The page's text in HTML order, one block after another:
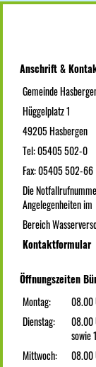
Anschrift &
Gemeinde
Hüggelplatz 1
49205 Hasbergen
Tel: 05405 502-0
Fax: 05405 502-66
Die
Angelegenheiten im
Bereich
Kontaktformular
Öffnungszeiten
Montag:
08.00
Dienstag:
08.00
sowie
Mittwoch:
08.00